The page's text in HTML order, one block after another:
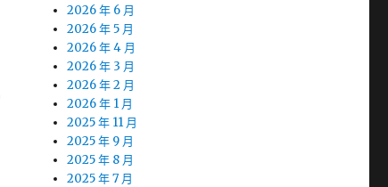
2026 年 6 月
2026 年 5 月
2026 年 4 月
2026 年 3 月
2026 年 2 月
2026 年 1 月
2025 年 11 月
2025 年 9 月
2025 年 8 月
2025 年 7 月